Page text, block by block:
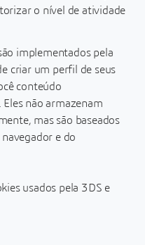
o nível de atividade
implementados pela
criar um perfil de seus
conteúdo
não armazenam
mas são baseados
e do
usados pela 3DS e